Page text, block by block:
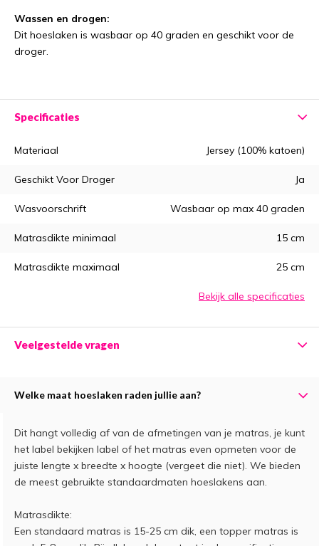
Wassen en drogen:
Dit hoeslaken is wasbaar op 40 graden en geschikt voor de
droger.
Specificaties
Materiaal Jersey (100% katoen)
Geschikt Voor Droger Ja
Wasvoorschrift Wasbaar op max 40 graden
Matrasdikte minimaal 15 cm
Matrasdikte maximaal 25 cm
Bekijk alle specificaties
Veelgestelde vragen
Welke maat hoeslaken raden jullie aan?
Dit hangt volledig af van de afmetingen van je matras, je kunt
het label bekijken label of het matras even opmeten voor de
juiste lengte x breedte x hoogte (vergeet die niet). We bieden
de meest gebruikte standaardmaten hoeslakens aan.
Matrasdikte:
Een standaard matras is 15-25 cm dik, een topper matras is